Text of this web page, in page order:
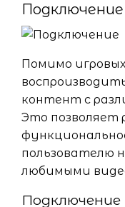
Помимо
контент с
Это позволяет
пользователю
любимыми
Подключение